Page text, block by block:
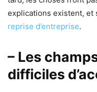
explications existent, et
reprise d’entreprise.
– Les
difficiles